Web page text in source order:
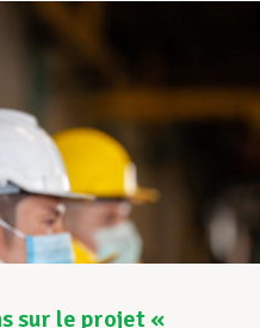
sur le projet «